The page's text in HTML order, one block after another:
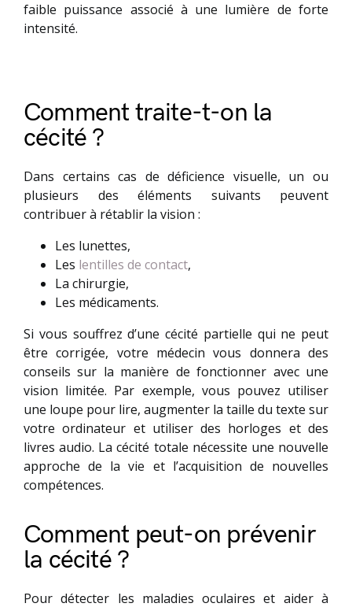
faible puissance associé à une lumière de forte
intensité.
Comment traite-t-on la
cécité ?
Dans certains cas de déficience visuelle, un ou
plusieurs des éléments suivants peuvent
contribuer à rétablir la vision :
Les lunettes,
Les lentilles de contact,
La chirurgie,
Les médicaments.
Si vous souffrez d’une cécité partielle qui ne peut
être corrigée, votre médecin vous donnera des
conseils sur la manière de fonctionner avec une
vision limitée. Par exemple, vous pouvez utiliser
une loupe pour lire, augmenter la taille du texte sur
votre ordinateur et utiliser des horloges et des
livres audio. La cécité totale nécessite une nouvelle
approche de la vie et l’acquisition de nouvelles
compétences.
Comment peut-on prévenir
la cécité ?
Pour détecter les maladies oculaires et aider à